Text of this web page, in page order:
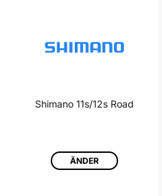
Shimano 11s/12s Road
ÄNDER